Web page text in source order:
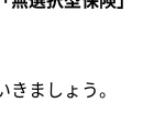
ましょう。